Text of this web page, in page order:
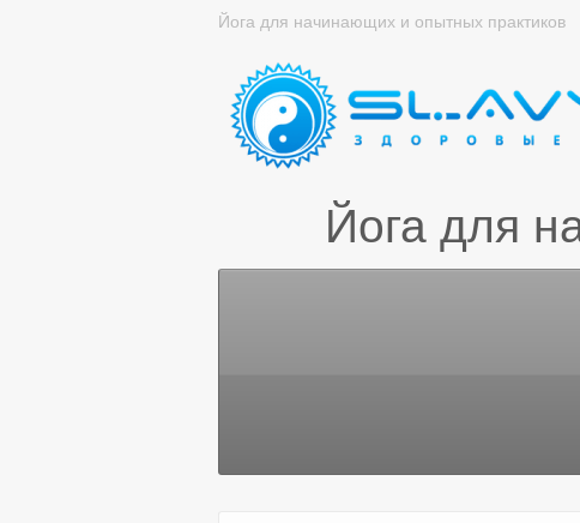
Йога для начинающих и опытных практиков
Йога для